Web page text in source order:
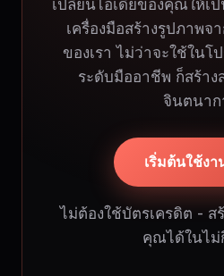
เปลี่ยนไอเดียของคุณให้เ
เครื่องมือสร้างรูปภาพจ
ของเรา ไม่ว่าจะใช้ในโ
ระดับมืออาชีพ ก็สร้าง
จินตนาก
เริ่มต้นใช้ง
ไม่ต้องใช้บัตรเครดิต - ส
คุณได้ในไม่